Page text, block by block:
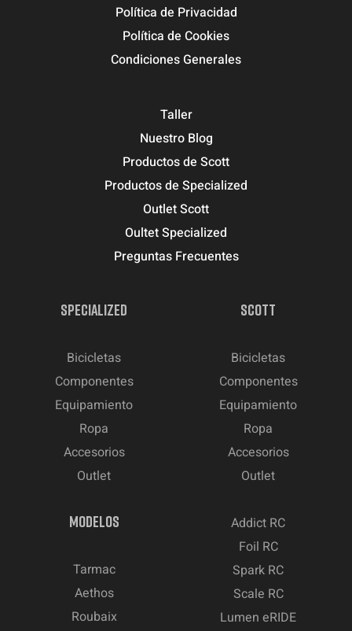
Política de Privacidad
Política de Cookies
Condiciones Generales
Taller
Nuestro Blog
Productos de Scott
Productos de Specialized
Outlet Scott
Oultet Specialized
Preguntas Frecuentes
SPECIALIZED
Bicicletas
Componentes
Equipamiento
Ropa
Accesorios
Outlet
SCOTT
Bicicletas
Componentes
Equipamiento
Ropa
Accesorios
Outlet
MODELOS
Tarmac
Aethos
Roubaix
Addict RC
Foil RC
Spark RC
Scale RC
Lumen eRIDE